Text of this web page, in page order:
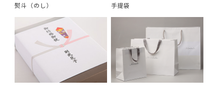
熨斗（のし） 手提袋